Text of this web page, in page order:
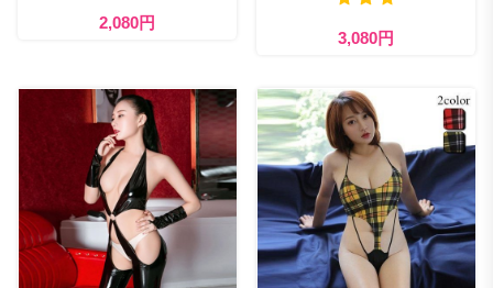
2,080円
3,080円